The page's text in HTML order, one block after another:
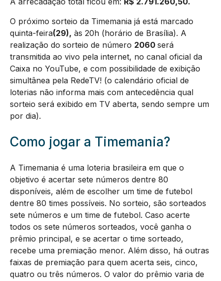
O próximo sorteio da Timemania já está marcado
quinta-feira(29), às 20h (horário de Brasília). A
realização do sorteio de número 2060 será
transmitida ao vivo pela internet, no canal oficial da
Caixa no YouTube, e com possibilidade de exibição
simultânea pela RedeTV! (o calendário oficial de
loterias não informa mais com antecedência qual
sorteio será exibido em TV aberta, sendo sempre um
por dia).
Como jogar a Timemania?
A Timemania é uma loteria brasileira em que o
objetivo é acertar sete números dentre 80
disponíveis, além de escolher um time de futebol
dentre 80 times possíveis. No sorteio, são sorteados
sete números e um time de futebol. Caso acerte
todos os sete números sorteados, você ganha o
prêmio principal, e se acertar o time sorteado,
recebe uma premiação menor. Além disso, há outras
faixas de premiação para quem acerta seis, cinco,
quatro ou três números. O valor do prêmio varia de